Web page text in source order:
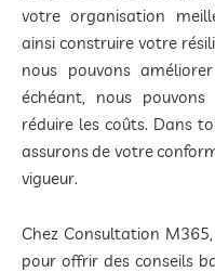
votre organisation
ainsi construire votre
nous pouvons
échéant, nous
réduire les coûts. Dans
assurons de votre
vigueur.
Chez Consultation
pour offrir des conseils